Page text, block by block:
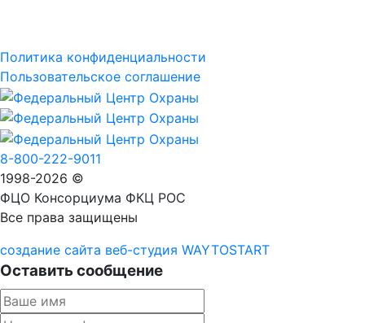
Политика конфиденциальности
Пользовательское соглашение
8-800-222-9011
1998-2026 ©
ФЦО Консорциума ФКЦ РОС
Все права защищены
создание сайта веб-студия WAYTOSTART
Оставить сообщение